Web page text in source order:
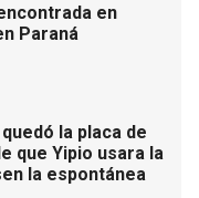
en
Paraná
la placa de
que Yipio usara la
la espontánea